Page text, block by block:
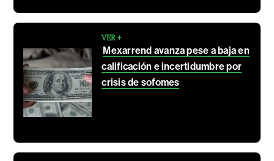
VER +
Mexarrend avanza pese a baja en
calificación e incertidumbre por
crisis de sofomes